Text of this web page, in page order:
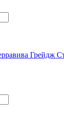
Грейдж